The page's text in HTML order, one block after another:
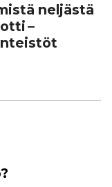
neljästä
–